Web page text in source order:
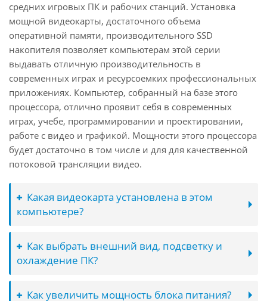
средних игровых ПК и рабочих станций. Установка
мощной видеокарты, достаточного объема
оперативной памяти, производительного SSD
накопителя позволяет компьютерам этой серии
выдавать отличную производительность в
современных играх и ресурсоемких профессиональных
приложениях. Компьютер, собранный на базе этого
процессора, отлично проявит себя в современных
играх, учебе, программировании и проектировании,
работе с видео и графикой. Мощности этого процессора
будет достаточно в том числе и для для качественной
потоковой трансляции видео.
Какая видеокарта установлена в этом
компьютере?
Как выбрать внешний вид, подсветку и
охлаждение ПК?
Как увеличить мощность блока питания?